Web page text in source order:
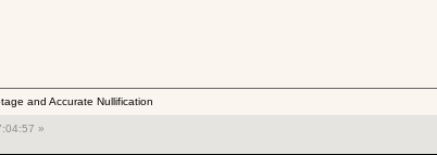
and Accurate Nullification
»